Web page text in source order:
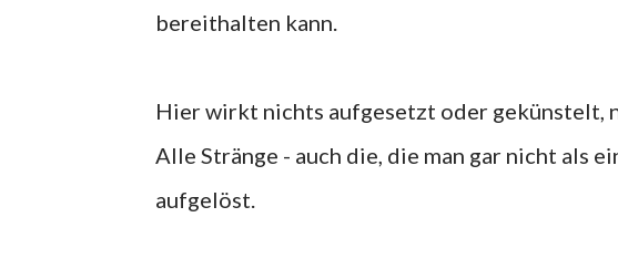
bereithalten kann.
Hier wirkt nichts aufgesetzt oder gekünstelt,
Alle Stränge - auch die, die man gar nicht als
aufgelöst.